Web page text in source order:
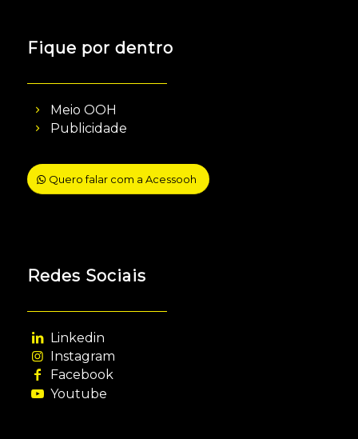
Fique por dentro
Meio OOH
Publicidade
Quero falar com a Acessooh
Redes Sociais
Linkedin
Instagram
Facebook
Youtube